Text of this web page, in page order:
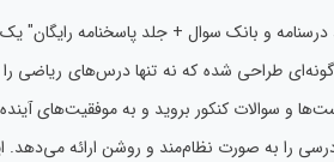
و بانک سوال + جلد پاسخنامه
طراحی شده که نه تنها درس‌های ریاضی
و سوالات کنکور بروید و به موفقیت‌های
را به صورت نظام‌مند و روشن ارائه